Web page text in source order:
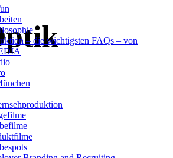
– die wichtigsten FAQs – von